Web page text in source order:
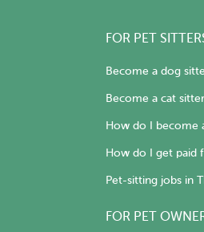
FOR PET
Become a dog
Become a cat sitter
How do I become
How do I get paid
Pet-sitting jobs in
FOR PET